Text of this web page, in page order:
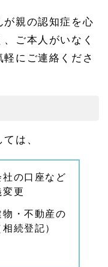
が親の認知症を心
ご本人がいなく
にご連絡くださ
は、
の口座など
更
・不動産の
続登記）